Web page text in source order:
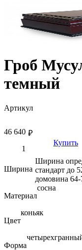
Гроб
темный
Артикул
₽
46 640
Купить
Ширина
Ширина
стандарт до
домовина 64-
Материал
сосна
Цвет
коньяк
Форма